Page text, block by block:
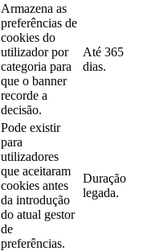
Armazena as
preferências de
cookies do
utilizador por
categoria para
que o banner
recorde a
decisão.
Até 365
dias.
Pode existir
para
utilizadores
que aceitaram
cookies antes
da introdução
do atual gestor
de
preferências.
Duração
legada.